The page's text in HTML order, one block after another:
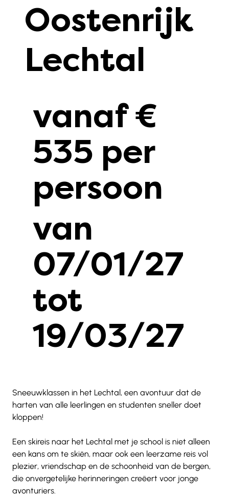
Oostenrijk
Lechtal
vanaf €
535 per
persoon
van
07/01/27
tot
19/03/27
Sneeuwklassen in het Lechtal, een avontuur dat de
harten van alle leerlingen en studenten sneller doet
kloppen!
Een skireis naar het Lechtal met je school is niet alleen
een kans om te skiën, maar ook een leerzame reis vol
plezier, vriendschap en de schoonheid van de bergen,
die onvergetelijke herinneringen creëert voor jonge
avonturiers.